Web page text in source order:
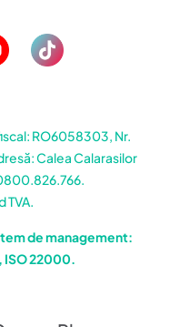
RO6058303, Nr.
Calea Calarasilor
de management:
ISO 22000.